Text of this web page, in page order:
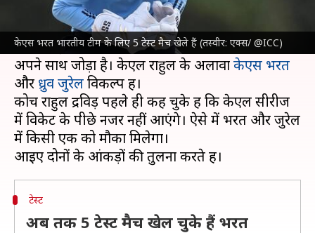
केएस भरत भारतीय टीम के लिए 5 टेस्ट मैच खेले हैं (तस्वीर: एक्स/ @ICC)
आगामी 25 जनवरी से भारतीय टीम और इंग्लैंड क्रिकेट
टीम के बीच टेस्ट सीरीज खेली जानी है।
भारत ने इस सीरीज के लिए 3 विकेटकीपर बल्लेबाज को
अपने साथ जोड़ा है। केएल राहुल के अलावाकेएस भरत
और ध्रुव जुरेलविकल्प हैं।
कोच राहुल द्रविड़ पहले ही कह चुके हैं कि केएल सीरीज
में विकेट के पीछे नजर नहीं आएंगे। ऐसे में भरत और जुरेल
में किसी एक को मौका मिलेगा।
टेस्ट
अब तक 5 टेस्ट मैच खेल चुके हैं भरत